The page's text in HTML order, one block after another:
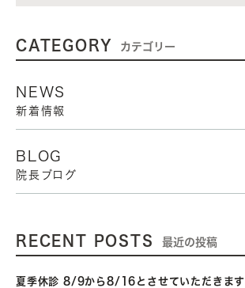
CATEGORY カテゴリー
NEWS
新着情報
BLOG
院長ブログ
RECENT POSTS 最近の投稿
夏季休診 8/9から8/16とさせていただきます